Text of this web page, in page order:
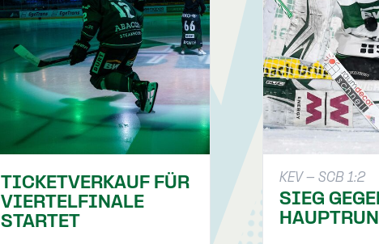
TICKETVERKAUF FÜR
VIERTELFINALE
STARTET
KEV - SCB 1:2
SIEG